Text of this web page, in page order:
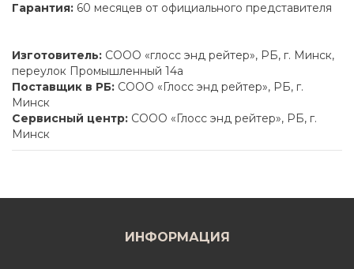
Гарантия: 60 месяцев от официального представителя
Изготовитель: СООО «глосс энд рейтер», РБ, г. Минск,
переулок Промышленный 14а
Поставщик в РБ: СООО «Глосс энд рейтер», РБ, г.
Минск
Сервисный центр: СООО «Глосс энд рейтер», РБ, г.
Минск
ИНФОРМАЦИЯ